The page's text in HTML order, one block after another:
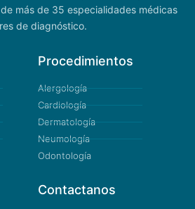
más de 35 especialidades médicas
de diagnóstico.
Procedimientos
Alergología
Cardiología
Dermatología
Neumología
Odontología
Contactanos